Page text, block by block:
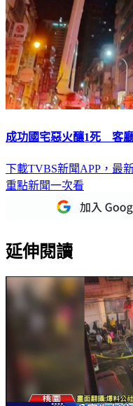
成功國宅惡火釀1死 客
下載TVBS新聞APP，最
重點新聞一次看
延伸閱讀